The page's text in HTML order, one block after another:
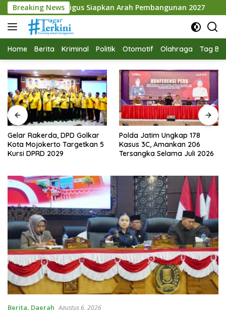
Langsung
ke
konten
Breaking News
Siapkan Arah Pembangunan 2027 Gelar Rakerda,
Home Berita Kriminal Politik Otomotif Olahraga Tag
Gelar Rakerda, DPD Golkar
Kota Mojokerto Targetkan 5
Kursi DPRD 2029
Polda Jatim Ungkap 178
Kasus 3C, Amankan 206
Tersangka Selama Juli 2026
Berita, Daerah Agustus 6, 2026